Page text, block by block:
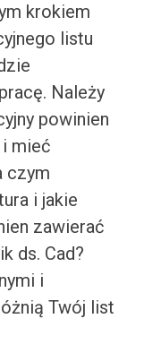
krokiem
listu
Należy
powinien
mieć
czym
i jakie
zawierać
ds. Cad?
i
Twój list